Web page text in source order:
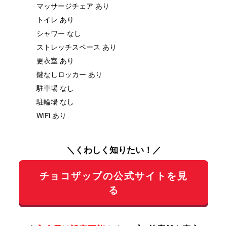
マッサージチェア あり
トイレ あり
シャワー なし
ストレッチスペース あり
更衣室 あり
鍵なしロッカー あり
駐車場 なし
駐輪場 なし
WiFi あり
＼くわしく知りたい！／
チョコザップの公式サイトを見
る